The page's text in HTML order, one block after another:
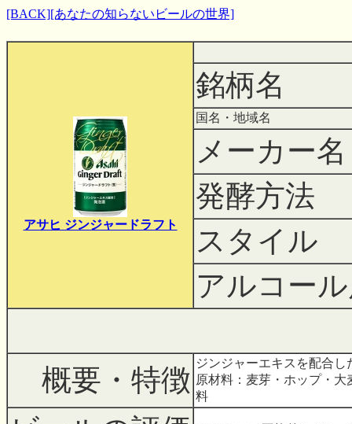
[BACK][あなたの知らないビールの世界]
アサヒ ジンジャードラフト
銘柄名
国名・地域名
メーカー
発酵方法
スタイル
アルコー
概要・特徴
ジンジャーエキスを配合し
原材料：麦芽・ホップ・
料